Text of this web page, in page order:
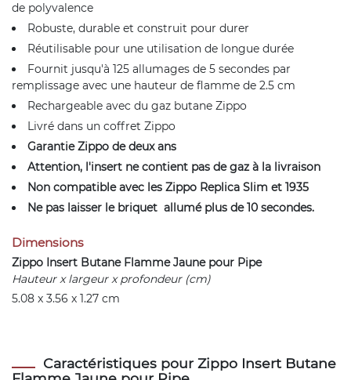
de polyvalence
Robuste, durable et construit pour durer
Réutilisable pour une utilisation de longue durée
Fournit jusqu'à 125 allumages de 5 secondes par
remplissage avec une hauteur de flamme de 2.5 cm
Rechargeable avec du gaz butane Zippo
Livré dans un coffret Zippo
Garantie Zippo de deux ans
Attention, l'insert ne contient pas de gaz à la livraison
Non compatible avec les Zippo Replica Slim et 1935
Ne pas laisser le briquet allumé plus de 10 secondes.
Dimensions
Zippo Insert Butane Flamme Jaune pour Pipe
Hauteur x largeur x profondeur (cm)
5.08 x 3.56 x 1.27 cm
Caractéristiques pour Zippo Insert Butane